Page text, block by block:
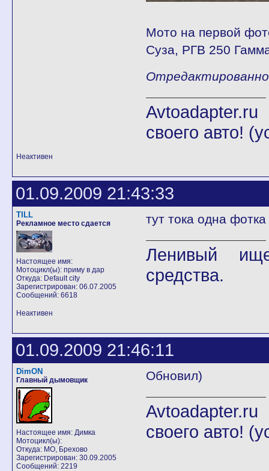
Мото на первой
Суза, РГВ 250
своего авто!
Неактивен
01.09.2009 21:43:33
TILL
Рекламное место сдается
Настоящее имя:
Мотоцикл(ы): приму в дар
Откуда: Default city
Зарегистрирован: 06.07.2005
Сообщений: 6618
тут тока одна фотка
Ленивый
средства.
Неактивен
01.09.2009 21:46:11
DimON
Главный дымовщик
Настоящее имя: Димка
Мотоцикл(ы):
Откуда: МО, Брехово
Зарегистрирован: 30.09.2005
Сообщений: 2219
Обновил)
своего авто!